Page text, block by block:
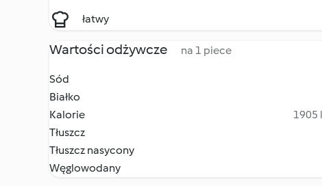
łatwy
Wartości odżywcze na 1 piece
Sód
Białko
Kalorie
1905
Tłuszcz
Tłuszcz nasycony
Węglowodany